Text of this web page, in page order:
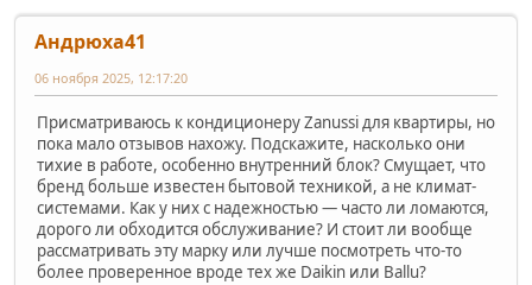
Андрюха41
06 ноября 2025, 12:17:20
Присматриваюсь к кондиционеру Zanussi для квартиры, но
пока мало отзывов нахожу. Подскажите, насколько они
тихие в работе, особенно внутренний блок? Смущает, что
бренд больше известен бытовой техникой, а не климат-
системами. Как у них с надежностью — часто ли ломаются,
дорого ли обходится обслуживание? И стоит ли вообще
рассматривать эту марку или лучше посмотреть что-то
более проверенное вроде тех же Daikin или Ballu?